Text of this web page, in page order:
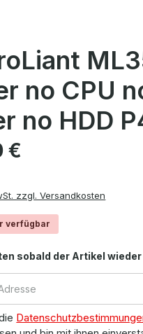
no CPU
no HDD
€
zzgl. Versandkosten
verfügbar
sobald der Artikel